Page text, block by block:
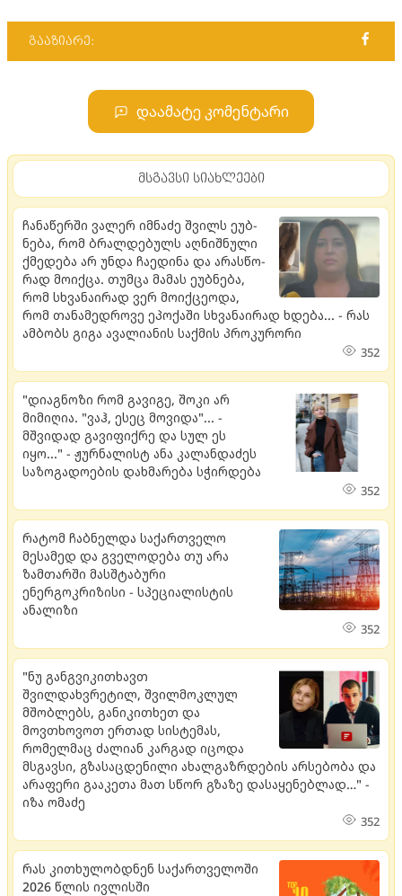
გააზიარე:
დაამატე კომენტარი
მსგავსი სიახლეები
ჩა­ნა­წერ­ში ვა­ლერ იმ­ნა­ძე შვილს ეუბ­
ნე­ბა, რომ ბრალ­დე­ბულს აღ­ნიშ­ნუ­ლი
ქმე­დე­ბა არ უნდა ჩა­ე­დი­ნა და არას­წო­
რად მო­იქ­ცა. თუმ­ცა მა­მას ეუბ­ნე­ბა,
რომ სხვა­ნა­ი­რად ვერ მო­იქ­ცე­ო­და,
რომ თა­ნა­მედ­რო­ვე ეპო­ქა­ში სხვა­ნა­ი­რად ხდე­ბა... - რას
ამბობს გიგა ავალიანის საქმის პროკურორი
352
"დიაგნოზი რომ გავიგე, შოკი არ
მიმიღია. "ვაჰ, ესეც მოვიდა"... -
მშვიდად გავიფიქრე და სულ ეს
იყო..." - ჟურნალისტ ანა კალანდაძეს
საზოგადოების დახმარება სჭირდება
352
რატომ ჩაბნელდა საქართველო
მესამედ და გველოდება თუ არა
ზამთარში მასშტაბური
ენერგოკრიზისი - სპეციალისტის
ანალიზი
352
"ნუ განგვიკითხავთ
შვილდახვრეტილ, შვილმოკლულ
მშობლებს, განიკითხეთ და
მოვთხოვოთ ერთად სისტემას,
რომელმაც ძალიან კარგად იცოდა
მსგავსი, გზასაცდენილი ახალგაზრდების არსებობა და
არაფერი გააკეთა მათ სწორ გზაზე დასაყენებლად…" -
იზა ომაძე
352
რას კითხულობდნენ საქართველოში
2026 წლის ივლისში